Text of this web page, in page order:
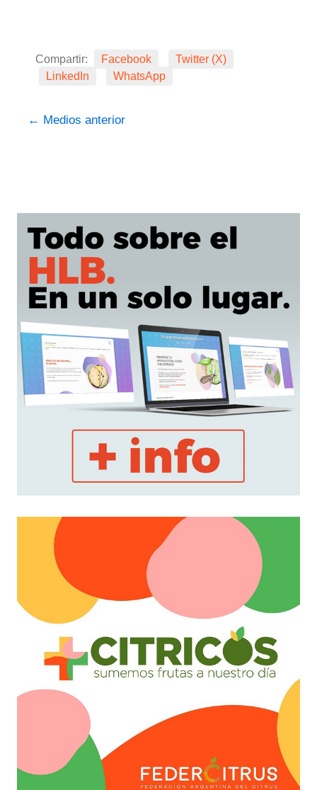
Compartir: Facebook
Twitter (X)
LinkedIn
WhatsApp
← Medios anterior